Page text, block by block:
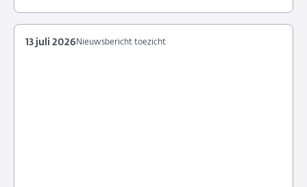
Nieuwsbericht toezicht
13 juli 2026